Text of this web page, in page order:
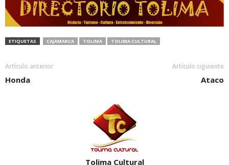
ETIQUETAS CAJAMARCA TOLIMA TOLIMA CULTURAL
Artículo anterior
Honda
Artículo siguiente
Ataco
Tolima Cultural